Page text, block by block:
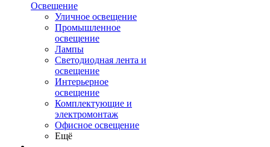
Освещение
Уличное освещение
Промышленное
освещение
Лампы
Светодиодная лента и
освещение
Интерьерное
освещение
Комплектующие и
электромонтаж
Офисное освещение
Ещё